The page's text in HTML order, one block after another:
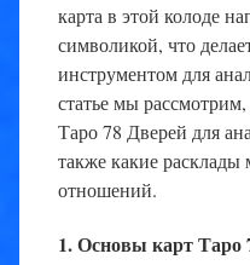
карта в этой колоде
символикой, что
инструментом для
статье мы
Таро 78 Дверей для
также какие
отношений.
1. Основы карт Таро